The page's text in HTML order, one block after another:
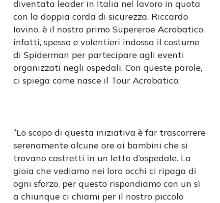
diventata leader in Italia nel lavoro in quota
con la doppia corda di sicurezza. Riccardo
Iovino, è il nostro primo Supereroe Acrobatico,
infatti, spesso e volentieri indossa il costume
di Spiderman per partecipare agli eventi
organizzati negli ospedali. Con queste parole,
ci spiega come nasce il Tour Acrobatico:
“Lo scopo di questa iniziativa è far trascorrere
serenamente alcune ore ai bambini che si
trovano costretti in un letto d’ospedale. La
gioia che vediamo nei loro occhi ci ripaga di
ogni sforzo, per questo rispondiamo con un sì
a chiunque ci chiami per il nostro piccolo